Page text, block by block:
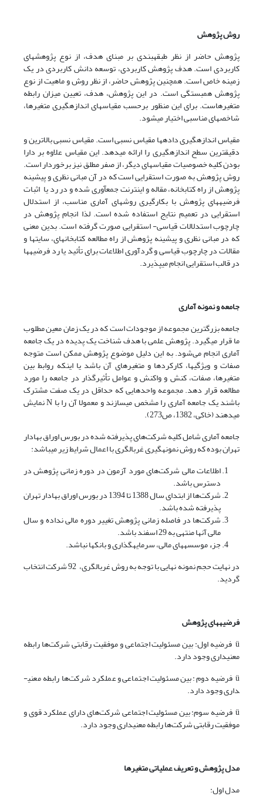
روش پژوهش
پژوهش حاضر از نظر طبقه­بندی بر مبنای هدف، از نوع پژوهش­های
کاربردی است. هدف پژوهش کاربردی، توسعه دانش کاربردی در یک
زمینه خاص است. همچنین پژوهش حاضر، از نظر روش و ماهیت از نوع
پژوهش همبستگی است. در این پژوهش، هدف، تعیین میزان رابطه
متغیر­هاست. برای این منظور بر­حسب مقیاس­های اندازه­گیری متغیر­ها،
شاخص­های مناسبی اختیار می­شود.
مقیاس اندازه­گیری داده­ها مقیاس نسبی است. مقیاس نسبی بالاترین و
دقیق­ترین سطح اندازه­گیری را ارائه می­دهد. این مقیاس علاوه بر دارا
بودن کلیه خصوصیات مقیاس­های دیگر، از صفر مطلق نیز برخوردار است.
روش پژوهش به صورت استقرایی است که در آن مبانی نظری و پیشینه
پژوهش از راه کتابخانه، مقاله و اینترنت جمع­آوری شده و در رد یا اثبات
فرضیه­های پژوهش با بکارگیری روش­های آماری مناسب، از استدلال
استقرایی در تعمیم نتایج استفاده شده است. لذا انجام پژوهش در
چارچوب استدلالات قیاسی- استقرایی صورت گرفته است. بدین معنی
که در مبانی نظری و پیشینه پژوهش از راه مطالعه کتابخانه­ای، سایت­ها و
مقالات در چارچوب قیاسی و گردآوری اطلاعات برای تأئید یا رد فرضیه­ها
در قالب استقرایی انجام می­پذیرد.
جامعه و نمونه آماری
جامعه بزرگترین مجموعه از موجودات است که در یک زمان معین مطلوب
ما قرار می­گیرد. پژوهش علمی با هدف شناخت یک پدیده در یک جامعه
آماری انجام می‌شود. به این دلیل موضوع پژوهش ممکن است متوجه
صفات و ویژگی­ها، کارکردها و متغیرهای آن باشد یا اینکه روابط بین
متغیرها، صفات، کنش و واکنش و عوامل تأثیرگذار در جامعه را مورد
مطالعه قرار دهد. مجموعه واحدهایی که حداقل در یک صفت مشترک
باشند یک جامعه آماری را مشخص می­سازند و معمولا آن را با N نمایش
می­دهند (خاکی، 1382، ص273).
جامعه آماری شامل کلیه شرکت‌های پذیرفته شده در بورس اوراق بهادار
تهران بوده که روش نمونه­گیری غربالگری با اعمال شرایط زیر می­باشد:
اطلاعات مالی شرکت‌های مورد آزمون در دوره زمانی پژوهش در
دسترس باشد.
شرکت‌ها از ابتدای سال 1388 تا 1394 در بورس اوراق بهادار تهران
پذیرفته شده باشد.
شرکت‌ها در فاصله زمانی پژوهش تغییر دوره مالی نداده و سال
مالی آنها منتهی به 29 اسفند باشد.
جزء موسسه­های مالی، سرمایه­گذاری و بانک­ها نباشد.
در نهایت حجم نمونه نهایی با توجه به روش غربالگری، 92 شرکت انتخاب
گردید.
فرضیه­های پژوهش
ü فرضیه اول: بین مسئولیت اجتماعی و موفقیت رقابتی شرکت‌ها رابطه
معنی­داری وجود دارد.
ü فرضیه دوم: بین مسئولیت اجتماعی و عملکرد شرکت‌ها رابطه معنی­
داری وجود دارد.
ü فرضیه سوم: بین مسئولیت اجتماعی شرکت‌های دارای عملکرد قوی و
موفقیت رقابتی شرکت‌ها رابطه معنی­داری وجود دارد.
مدل پژوهش و تعریف عملیاتی متغیرها
مدل اول: